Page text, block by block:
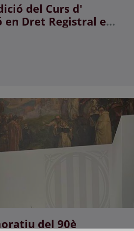
del Curs d'
en Dret Registral e
Deganat dels
del 90è